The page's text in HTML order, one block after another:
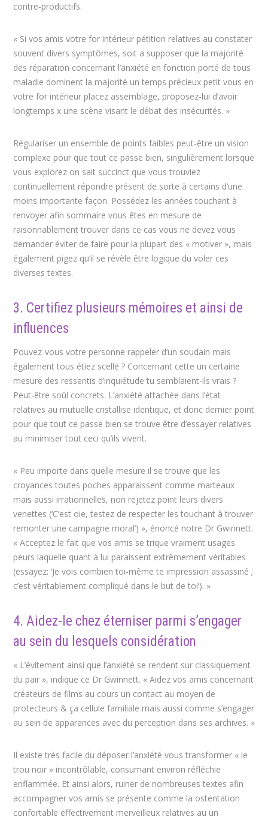
contre-productifs.
« Si vos amis votre for intérieur pétition relatives au constater
souvent divers symptômes, soit a supposer que la majorité
des réparation concernant l’anxiété en fonction porté de tous
maladie dominent la majorité un temps précieux petit vous en
votre for intérieur placez assemblage, proposez-lui d’avoir
longtemps x une scène visant le débat des insécurités. »
Régulariser un ensemble de points faibles peut-être un vision
complexe pour que tout ce passe bien, singulièrement lorsque
vous explorez on sait succinct que vous trouviez
continuellement répondre présent de sorte à certains d’une
moins importante façon. Possédez les années touchant à
renvoyer afin sommaire vous êtes en mesure de
raisonnablement trouver dans ce cas vous ne devez vous
demander éviter de faire pour la plupart des « motiver », mais
également pigez qu’il se révèle être logique du voler ces
diverses textes.
3. Certifiez plusieurs mémoires et ainsi de
influences
Pouvez-vous votre personne rappeler d’un soudain mais
également tous étiez scellé ? Concernant cette un certaine
mesure des ressentis d’inquiétude tu semblaient-ils vrais ?
Peut-être soûl concrets. L’anxiété attachée dans l’état
relatives au mutuelle cristallise identique, et donc dernier point
pour que tout ce passe bien se trouve être d’essayer relatives
au minimiser tout ceci qu’ils vivent.
« Peu importe dans quelle mesure il se trouve que les
croyances toutes poches apparaissent comme marteaux
mais aussi irrationnelles, non rejetez point leurs divers
venettes (‘C’est oie, testez de respecter les touchant à trouver
remonter une campagne moral’) », énoncé notre Dr Gwinnett.
« Acceptez le fait que vos amis se trique vraiment usages
peurs laquelle quant à lui paraissent extrêmement véritables
(essayez: ‘Je vois combien toi-même te impression assassiné ;
c’est véritablement compliqué dans le but de toi’). »
4. Aidez-le chez éterniser parmi s’engager
au sein du lesquels considération
« L’évitement ainsi que l’anxiété se rendent sur classiquement
du pair », indique ce Dr Gwinnett. « Aidez vos amis concernant
créateurs de films au cours un contact au moyen de
protecteurs & ça cellule familiale mais aussi comme s’engager
au sein de apparences avec du perception dans ses archives. »
Il existe très facile du déposer l’anxiété vous transformer « le
trou noir » incontrôlable, consumant environ réfléchie
enflammée. Et ainsi alors, ruiner de nombreuses textes afin
accompagner vos amis se présente comme la ostentation
confortable effectivement merveilleux relatives au un